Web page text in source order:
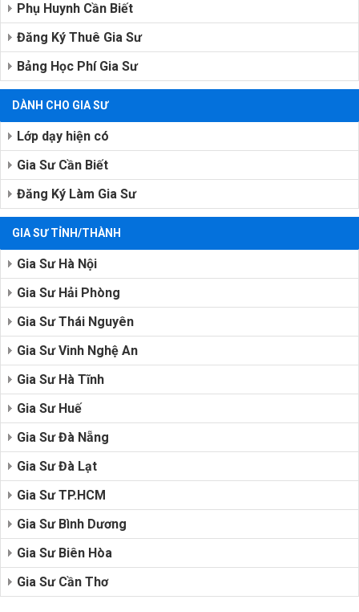
Phụ Huynh Cần Biết
Đăng Ký Thuê Gia Sư
Bảng Học Phí Gia Sư
DÀNH CHO GIA SƯ
Lớp dạy hiện có
Gia Sư Cần Biết
Đăng Ký Làm Gia Sư
GIA SƯ TỈNH/THÀNH
Gia Sư Hà Nội
Gia Sư Hải Phòng
Gia Sư Thái Nguyên
Gia Sư Vinh Nghệ An
Gia Sư Hà Tĩnh
Gia Sư Huế
Gia Sư Đà Nẵng
Gia Sư Đà Lạt
Gia Sư TP.HCM
Gia Sư Bình Dương
Gia Sư Biên Hòa
Gia Sư Cần Thơ